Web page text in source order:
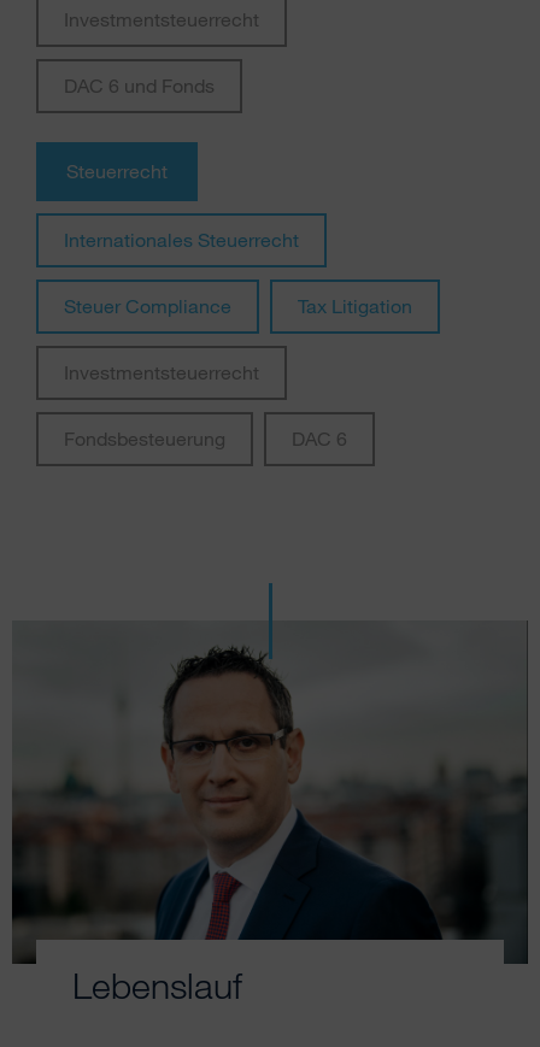
Investmentsteuerrecht
DAC 6 und Fonds
Steuerrecht
Internationales Steuerrecht
Steuer Compliance Tax Litigation
Investmentsteuerrecht
Fondsbesteuerung DAC 6
Lebenslauf